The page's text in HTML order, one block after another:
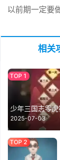
以前期一定要
相关
少年三国志零
2025-07-03